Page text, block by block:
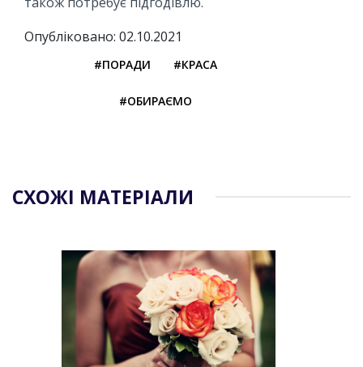
Опубліковано: 02.10.2021
#ПОРАДИ #КРАСА
#ОБИРАЄМО
СХОЖІ МАТЕРІАЛИ